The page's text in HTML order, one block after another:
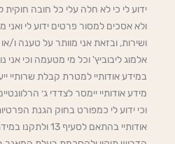
ידוע לי כי לא חלה עלי כל חובה
ולא אסכים למסור פרטים ידוע לי ואני
ושירות, ובזאת אני מוותר על טענה ו/
אלמוג ליבוביץ' וכל מי מטעמה וכי
במידע אודותיי למטרת קבלת שרותיי
מידע אודותיי יימסר לצדדי ג׳
וכי ידוע לי כמפורט בחוק הגנת
אודותיי בהתאם